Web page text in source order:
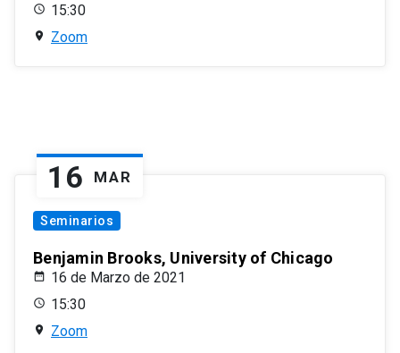
15:30
Zoom
16 MAR
Seminarios
Benjamin Brooks, University of Chicago
16 de Marzo de 2021
15:30
Zoom